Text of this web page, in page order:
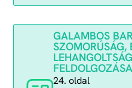
GALAMBOS
SZOMORÚSÁG,
24. oldal